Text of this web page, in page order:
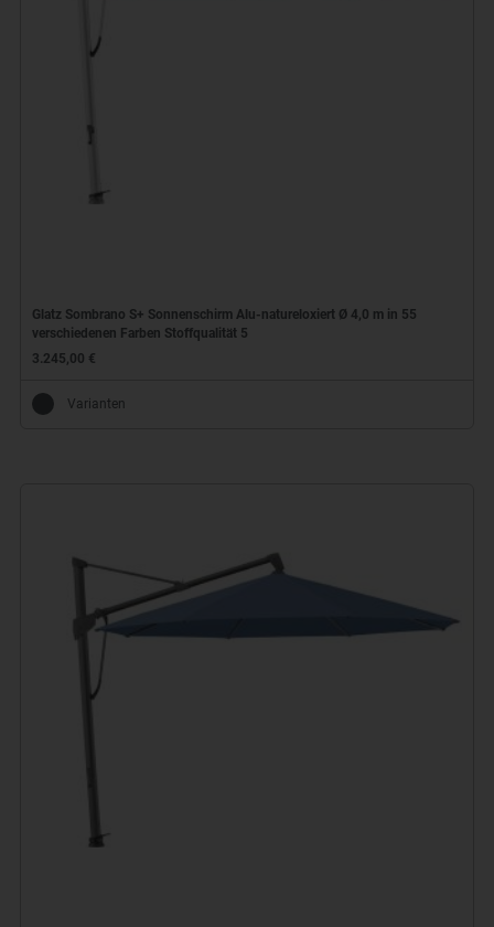
Glatz Sombrano S+ Sonnenschirm Alu-natureloxiert Ø 4,0 m in 55
verschiedenen Farben Stoffqualität 5
3.245,00 €
Varianten